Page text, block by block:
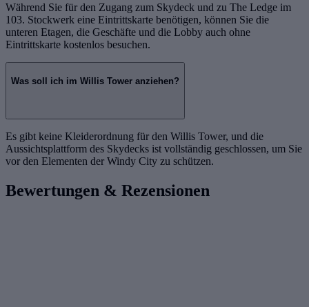
Während Sie für den Zugang zum Skydeck und zu The Ledge im
103. Stockwerk eine Eintrittskarte benötigen, können Sie die
unteren Etagen, die Geschäfte und die Lobby auch ohne
Eintrittskarte kostenlos besuchen.
Was soll ich im Willis Tower anziehen?
Es gibt keine Kleiderordnung für den Willis Tower, und die
Aussichtsplattform des Skydecks ist vollständig geschlossen, um Sie
vor den Elementen der Windy City zu schützen.
Bewertungen & Rezensionen